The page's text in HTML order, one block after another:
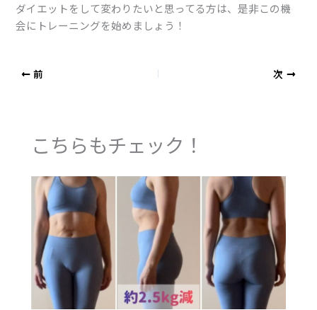
ダイエットをして変わりたいと思ってる方は、是非この機
会にトレーニングを始めましょう！
前 次
こちらもチェック！